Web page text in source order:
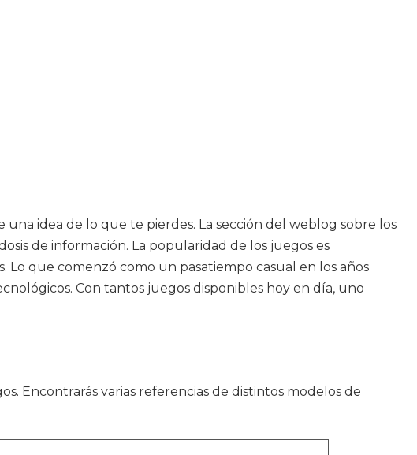
idea de lo que te pierdes. La sección del weblog sobre los
de información. La popularidad de los juegos es
Lo que comenzó como un pasatiempo casual en los años
Con tantos juegos disponibles hoy en día, uno
Encontrarás varias referencias de distintos modelos de